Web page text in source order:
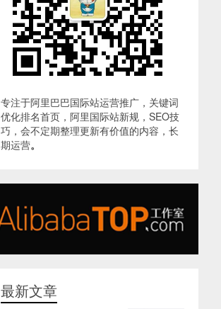
专注于阿里巴巴国际站运营推广，关键词
优化排名首页，阿里国际站新规，SEO技
巧，会不定期整理更新有价值的内容，长
期运营。
最新文章